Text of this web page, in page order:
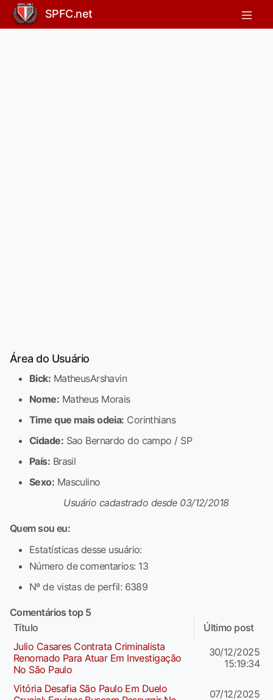
SPFC.net
Área do Usuário
Bick: MatheusArshavin
Nome: Matheus Morais
Time que mais odeia: Corinthians
Cidade: Sao Bernardo do campo / SP
País: Brasil
Sexo: Masculino
Usuário cadastrado desde 03/12/2018
Quem sou eu:
Estatísticas desse usuário:
Número de comentarios: 13
Nº de vistas de perfil: 6389
Comentários top 5
Título
Último post
Julio Casares Contrata Criminalista
Renomado Para Atuar Em Investigação
No São Paulo
30/12/2025
15:19:34
Vitória Desafia São Paulo Em Duelo
07/12/2025